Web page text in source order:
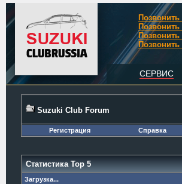
СЕРВИС
Suzuki Club Forum
Регистрация Справка
Статистика Top 5
Загрузка...